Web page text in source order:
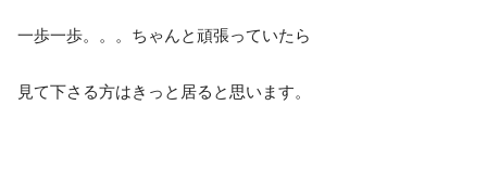
一歩一歩。。。ちゃんと頑張っていたら
見て下さる方はきっと居ると思います。